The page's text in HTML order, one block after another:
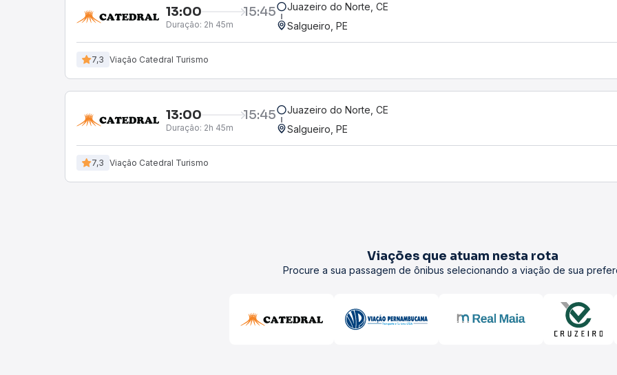
13:00 15:45
Duração: 2h 45m
Juazeiro do Norte, CE
Salgueiro, PE
7,3 Viação Catedral Turismo
13:00 15:45
Duração: 2h 45m
Juazeiro do Norte, CE
Salgueiro, PE
7,3 Viação Catedral Turismo
Viações que atuam nesta rota
Procure a sua passagem de ônibus selecionando a viação de sua